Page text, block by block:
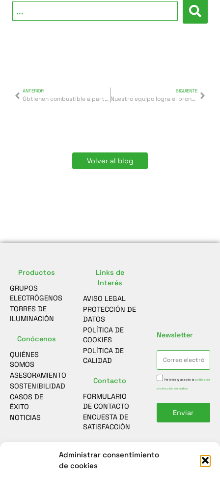
Administrar consentimiento
de cookies
ANTERIOR
Obtienen combustible a partir de agua, aire y luz solar
SIGUIENTE
Nuestro equipo logra el bronce y la plata en el Campeonato de España
Volver al blog
Productos
GRUPOS
ELECTRÓGENOS
TORRES DE
ILUMINACIÓN
Conócenos
QUIÉNES
SOMOS
ASESORAMIENTO
SOSTENIBILIDAD
CASOS DE
ÉXITO
NOTICIAS
Links de
Interés
AVISO LEGAL
PROTECCIÓN DE
DATOS
POLÍTICA DE
COOKIES
POLÍTICA DE
CALIDAD
Contacto
FORMULARIO
DE CONTACTO
ENCUESTA DE
SATISFACCIÓN
Newsletter
He leído y acepto lapolítica de
protección de datos
Enviar